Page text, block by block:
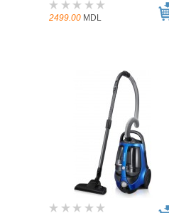
2499.00 MDL